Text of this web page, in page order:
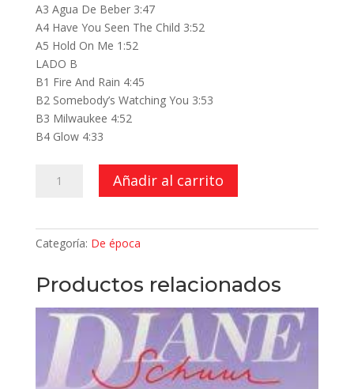
A3 Agua De Beber 3:47
A4 Have You Seen The Child 3:52
A5 Hold On Me 1:52
LADO B
B1 Fire And Rain 4:45
B2 Somebody’s Watching You 3:53
B3 Milwaukee 4:52
B4 Glow 4:33
Añadir al carrito
Categoría: De época
Productos relacionados